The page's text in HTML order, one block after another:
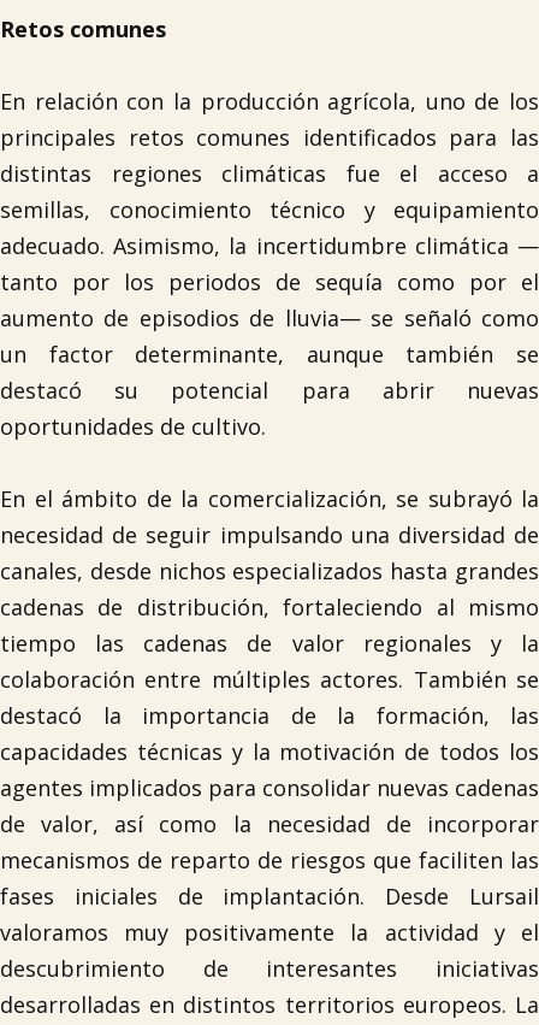

Retos comunes
En relación con la producción agrícola, uno de los
principales retos comunes identificados para las
distintas regiones climáticas fue el acceso a
semillas, conocimiento técnico y equipamiento
adecuado. Asimismo, la incertidumbre climática —
tanto por los periodos de sequía como por el
aumento de episodios de lluvia— se señaló como
un factor determinante, aunque también se
destacó su potencial para abrir nuevas
oportunidades de cultivo.
En el ámbito de la comercialización, se subrayó la
necesidad de seguir impulsando una diversidad de
canales, desde nichos especializados hasta grandes
cadenas de distribución, fortaleciendo al mismo
tiempo las cadenas de valor regionales y la
colaboración entre múltiples actores. También se
destacó la importancia de la formación, las
capacidades técnicas y la motivación de todos los
agentes implicados para consolidar nuevas cadenas
de valor, así como la necesidad de incorporar
mecanismos de reparto de riesgos que faciliten las
fases iniciales de implantación. Desde Lursail
valoramos muy positivamente la actividad y el
descubrimiento de interesantes iniciativas
desarrolladas en distintos territorios europeos. La